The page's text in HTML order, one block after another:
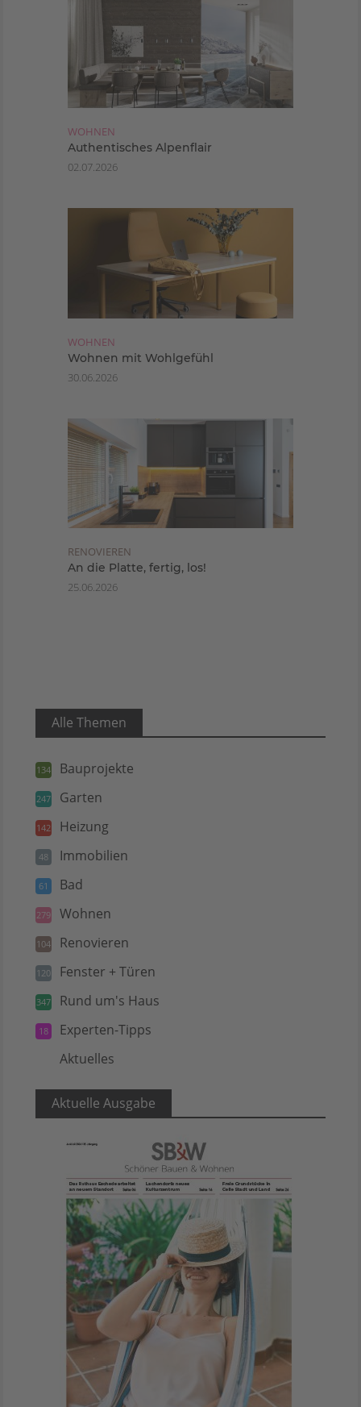
WOHNEN
Authentisches Alpenflair
02.07.2026
WOHNEN
Wohnen mit Wohlgefühl
30.06.2026
RENOVIEREN
An die Platte, fertig, los!
25.06.2026
Alle Themen
134 Bauprojekte
247 Garten
142 Heizung
48 Immobilien
61 Bad
279 Wohnen
104 Renovieren
120 Fenster + Türen
347 Rund um's Haus
18 Experten-Tipps
Aktuelles
Aktuelle Ausgabe